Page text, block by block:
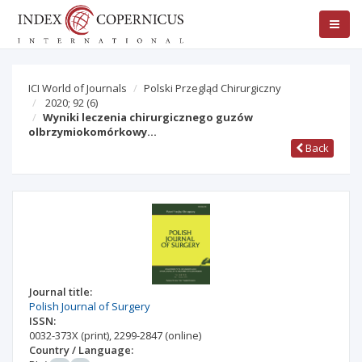
ICI World of Journals
Polski Przegląd Chirurgiczny
2020; 92 (6)
Wyniki leczenia chirurgicznego guzów
olbrzymiokomórkowy…
Back
Journal title:
Polish Journal of Surgery
ISSN:
0032-373X (print),2299-2847 (online)
Country / Language: